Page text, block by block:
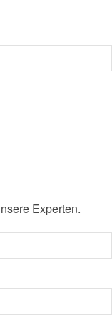
Experten.